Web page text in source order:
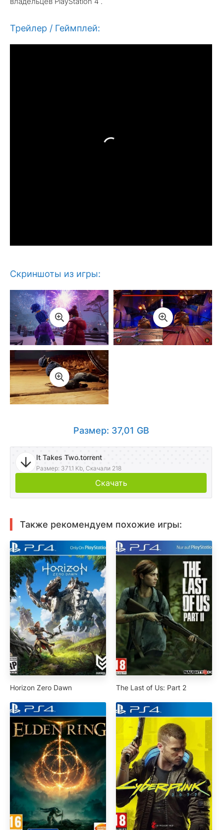
Трейлер / Геймплей:
Скриншоты из игры:
Размер: 37,01 GB
It Takes Two.torrent
Размер: 371.1 Kb, Скачали 218
Скачать
Также рекомендуем похожие игры:
Horizon Zero Dawn The Last of Us: Part 2